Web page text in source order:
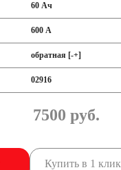
60 Ач
600 А
обратная [-+]
02916
7500 руб.
Купить в 1 клик